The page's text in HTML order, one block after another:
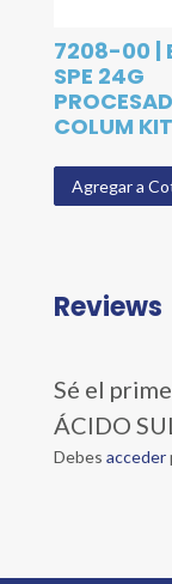
7208-00 |
SPE 24G
COLUM KIT
Agregar a
Reviews
Sé el
ÁCIDO
Debes acceder